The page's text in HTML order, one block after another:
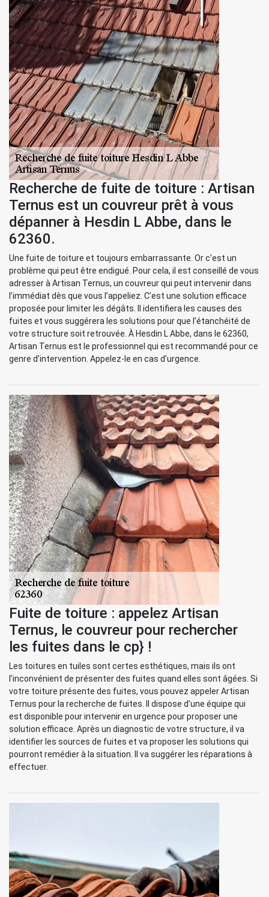
Recherche de fuite de toiture : Artisan
Ternus est un couvreur prêt à vous
dépanner à Hesdin L Abbe, dans le
62360.
Une fuite de toiture et toujours embarrassante. Or c’est un
problème qui peut être endigué. Pour cela, il est conseillé de vous
adresser à Artisan Ternus, un couvreur qui peut intervenir dans
l’immédiat dès que vous l’appeliez. C’est une solution efficace
proposée pour limiter les dégâts. Il identifiera les causes des
fuites et vous suggérera les solutions pour que l’étanchéité de
votre structure soit retrouvée. À Hesdin L Abbe, dans le 62360,
Artisan Ternus est le professionnel qui est recommandé pour ce
genre d’intervention. Appelez-le en cas d’urgence.
Fuite de toiture : appelez Artisan
Ternus, le couvreur pour rechercher
les fuites dans le cp} !
Les toitures en tuiles sont certes esthétiques, mais ils ont
l’inconvénient de présenter des fuites quand elles sont âgées. Si
votre toiture présente des fuites, vous pouvez appeler Artisan
Ternus pour la recherche de fuites. Il dispose d’une équipe qui
est disponible pour intervenir en urgence pour proposer une
solution efficace. Après un diagnostic de votre structure, il va
identifier les sources de fuites et va proposer les solutions qui
pourront remédier à la situation. Il va suggérer les réparations à
effectuer.